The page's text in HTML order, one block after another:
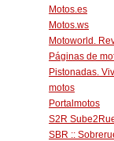
Motos.es
Motos.ws
Motoworld.
Páginas de
Pistonadas.
motos
Portalmotos
S2R
SBR ::